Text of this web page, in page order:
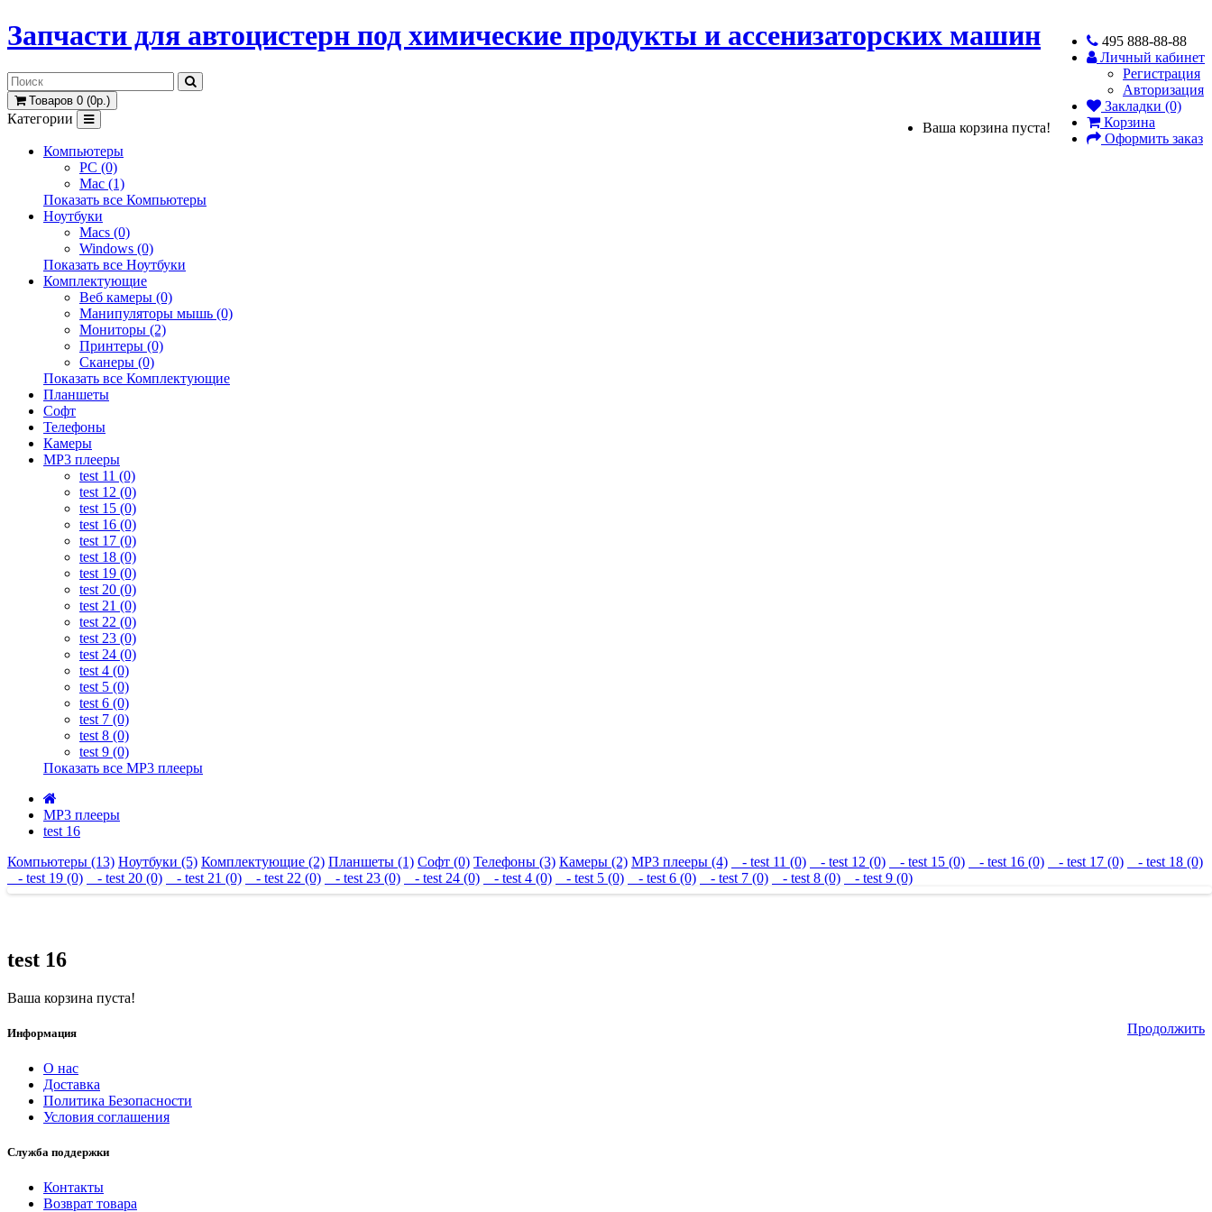
495 888-88-88
Личный кабинет
Регистрация
Авторизация
Закладки (0)
Корзина
Оформить заказ
Запчасти для автоцистерн под химические продукты и ассенизаторских машин
Товаров 0 (0р.)
Ваша корзина пуста!
Категории
Компьютеры
PC (0)
Mac (1)
Показать все Компьютеры
Ноутбуки
Macs (0)
Windows (0)
Показать все Ноутбуки
Комплектующие
Веб камеры (0)
Манипуляторы мышь (0)
Мониторы (2)
Принтеры (0)
Сканеры (0)
Показать все Комплектующие
Планшеты
Софт
Телефоны
Камеры
MP3 плееры
test 11 (0)
test 12 (0)
test 15 (0)
test 16 (0)
test 17 (0)
test 18 (0)
test 19 (0)
test 20 (0)
test 21 (0)
test 22 (0)
test 23 (0)
test 24 (0)
test 4 (0)
test 5 (0)
test 6 (0)
test 7 (0)
test 8 (0)
test 9 (0)
Показать все MP3 плееры
MP3 плееры
test 16
Компьютеры (13) Ноутбуки (5) Комплектующие (2) Планшеты (1) Софт (0) Телефоны (3) Камеры (2) MP3 плееры (4) - test 11 (0) - test 12 (0) - test 15 (0) - test 16 (0) - test 17 (0)
- test 18 (0)
- test 19 (0)
- test 20 (0) - test 21 (0) - test 22 (0) - test 23 (0) - test 24 (0) - test 4 (0) - test 5 (0) - test 6 (0) - test 7 (0) - test 8 (0) - test 9 (0)
test 16
Ваша корзина пуста!
Продолжить
Информация
О нас
Доставка
Политика Безопасности
Условия соглашения
Служба поддержки
Контакты
Возврат товара